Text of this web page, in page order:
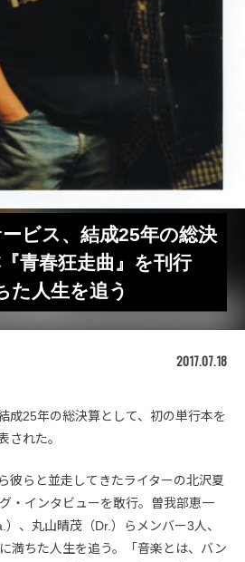
ビス、結成25年の総決
青春狂走曲』を刊行
た人生を追う
2017.07.18
成25年の総決算として、初の単行本を
された。
彼らと並走してきたライターの北沢夏
・インタビューを敢行。曽我部恵一
）、丸山晴茂（Dr.）らメンバー3人、
満ちた人生を追う。「音楽とは、バン